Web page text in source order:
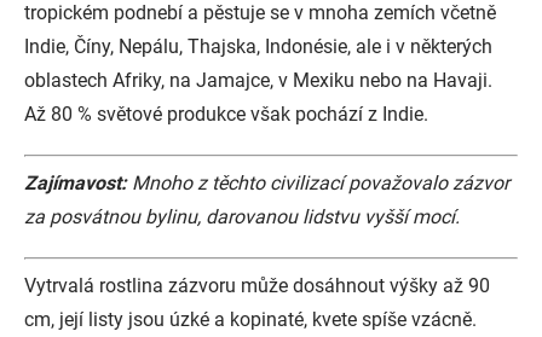
tropickém podnebí a pěstuje se v mnoha zemích včetně
Indie, Číny, Nepálu, Thajska, Indonésie, ale i v některých
oblastech Afriky, na Jamajce, v Mexiku nebo na Havaji.
Až 80 % světové produkce však pochází z Indie.
Zajímavost:Mnoho z těchto civilizací považovalo zázvor
za posvátnou bylinu, darovanou lidstvu vyšší mocí.
Vytrvalá rostlina zázvoru může dosáhnout výšky až 90
cm, její listy jsou úzké a kopinaté, kvete spíše vzácně.